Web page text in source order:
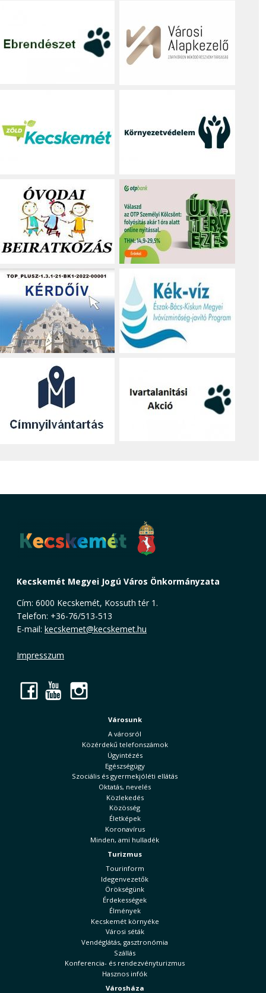
Kecskemét Megyei Jogú Város Önkormányzata
Cím: 6000 Kecskemét, Kossuth tér 1.
Telefon: +36-76/513-513
E-mail: kecskemet@kecskemet.hu
Impresszum
Facebook
YouTube
Városunk
A városról
Közérdekű telefonszámok
Ügyintézés
Egészségügy
Szociális és gyermekjóléti ellátás
Oktatás, nevelés
Közlekedés
Közösség
Életképek
Koronavírus
Minden, ami hulladék
Turizmus
Tourinform
Idegenvezetők
Örökségünk
Érdekességek
Élmények
Kecskemét környéke
Városi séták
Vendéglátás, gasztronómia
Szállás
Konferencia- és rendezvényturizmus
Hasznos infók
Városháza